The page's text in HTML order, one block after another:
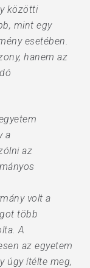
közötti
mint egy
esetében.
hanem az
a
az
volt a
több
A
az egyetem
úgy ítélte meg,